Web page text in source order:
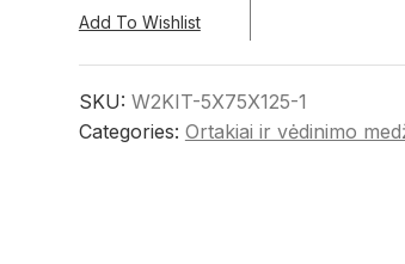
Add To Wishlist
SKU: W2KIT-5X75X125-1
Categories: Ortakiai ir vėdinimo